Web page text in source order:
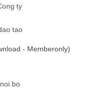
ty
tao
- Memberonly)
bo